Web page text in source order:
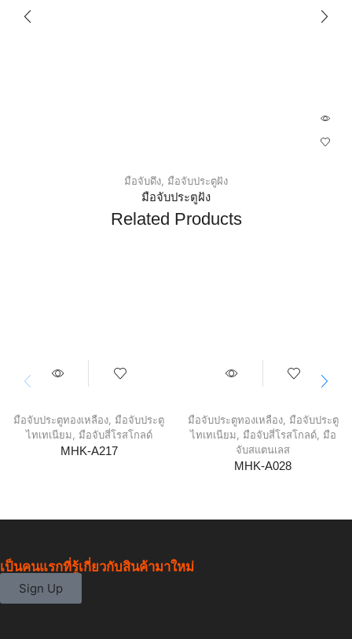
มือจับดึง มือจับประตูฝัง
มือจับประตูฝัง
Related Products
มือจับประตูทองเหลือง, มือจับประตู
ไทเทเนียม, มือจับสี่โรสโกลด์
MHK-A217
มือจับประตูทองเหลือง, มือจับประตู
ไทเทเนียม, มือจับสี่โรสโกลด์, มือ
จับสแตนเลส
MHK-A028
เป็นคนแรกที่รู้เกี่ยวกับสินค้ามาใหม่
Sign Up